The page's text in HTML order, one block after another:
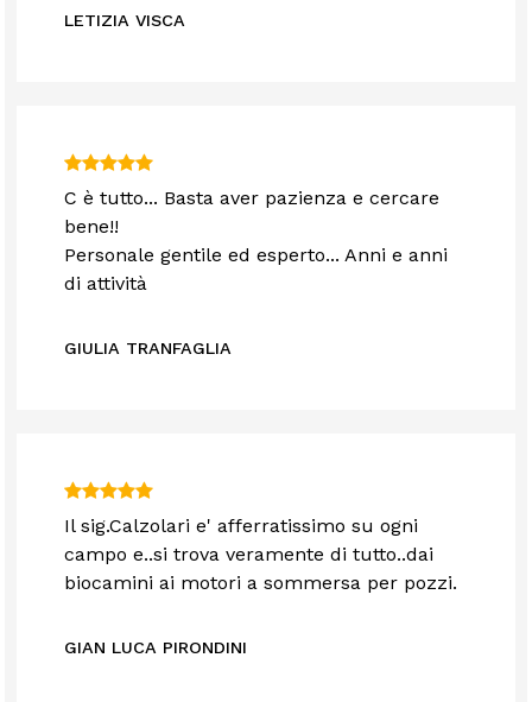
LETIZIA VISCA
C è tutto... Basta aver pazienza e cercare
bene!!
Personale gentile ed esperto... Anni e anni
di attività
GIULIA TRANFAGLIA
Il sig.Calzolari e' afferratissimo su ogni
campo e..si trova veramente di tutto..dai
biocamini ai motori a sommersa per pozzi.
GIAN LUCA PIRONDINI